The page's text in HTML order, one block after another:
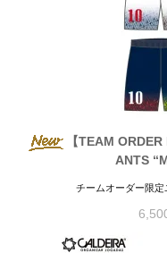
【TEAM
ANTS
チームオーダー限定